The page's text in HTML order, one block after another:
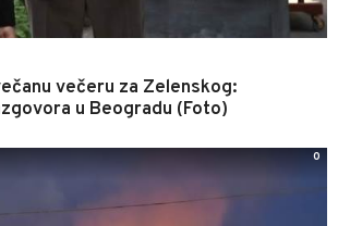
večeru za Zelenskog:
u Beogradu (Foto)
0